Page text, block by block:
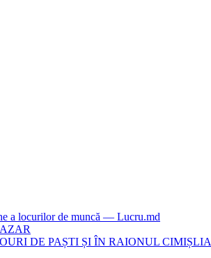
a locurilor de muncă — Lucru.md
DE PAȘTI ȘI ÎN RAIONUL CIMIȘLIA